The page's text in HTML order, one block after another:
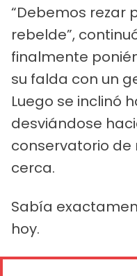
“Debemos rezar
rebelde”,
finalmente
su falda con un
Luego se inclinó
desviándose
conservatorio
cerca.
Sabía
hoy.